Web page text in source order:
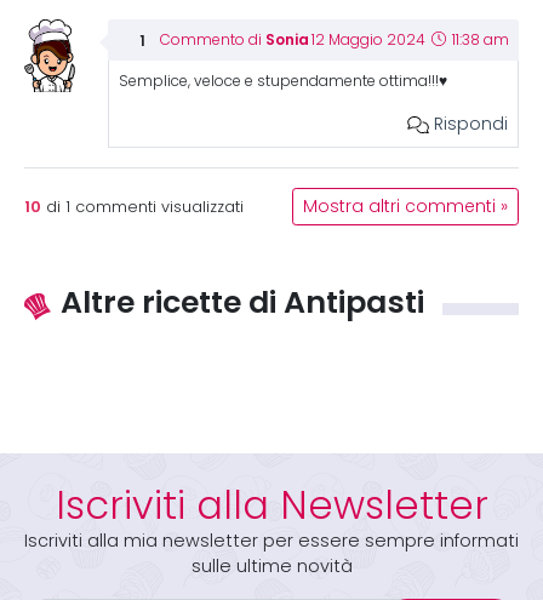
Commento di Sonia 12 Maggio 2024 11:38 am
Semplice, veloce e stupendamente ottima!!!♥️
Rispondi
10 di 1 commenti visualizzati Mostra altri commenti »
Altre ricette di Antipasti
Iscriviti alla Newsletter
Iscriviti alla mia newsletter per essere sempre informati
sulle ultime novità